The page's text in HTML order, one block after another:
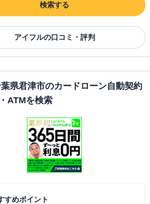
検索する
アイフルの口コミ・評判
県君津市のカードローン自動契約
ATMを検索
すめポイント